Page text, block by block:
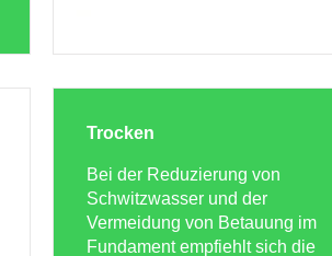
Trocken
Bei der Reduzierung von
Schwitzwasser und der
Vermeidung von Betauung im
Fundament empfiehlt sich die